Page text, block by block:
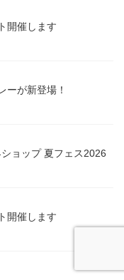
開催します
ーが新登場！
ョップ 夏フェス2026
開催します